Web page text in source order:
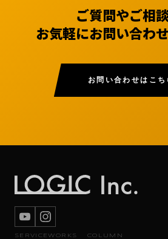
ご質問やご相
お気軽にお問い合わ
お問い合わせはこち
SERVICEWORKS COLUMN